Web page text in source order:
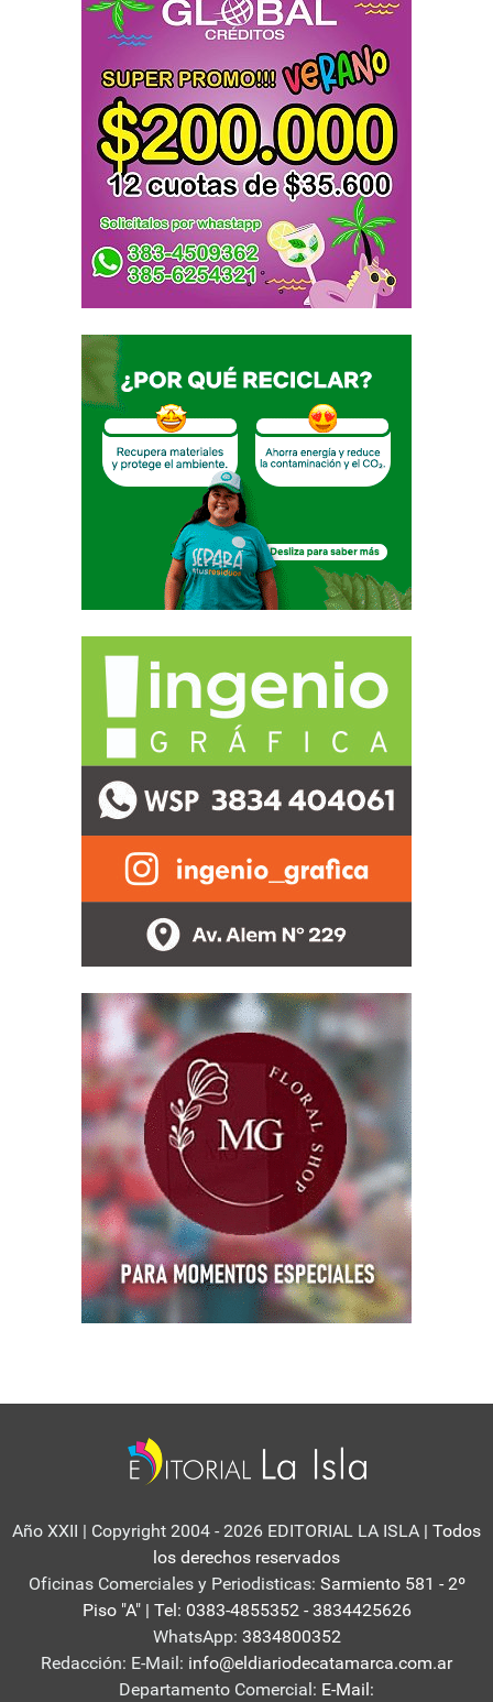
Año XXII | Copyright 2004 - 2026 EDITORIAL LA ISLA | Todos
los derechos reservados
Oficinas Comerciales y Periodisticas: Sarmiento 581 - 2º
Piso "A" | Tel: 0383-4855352 - 3834425626
WhatsApp: 3834800352
Redacción: E-Mail: info@eldiariodecatamarca.com.ar
Departamento Comercial: E-Mail: